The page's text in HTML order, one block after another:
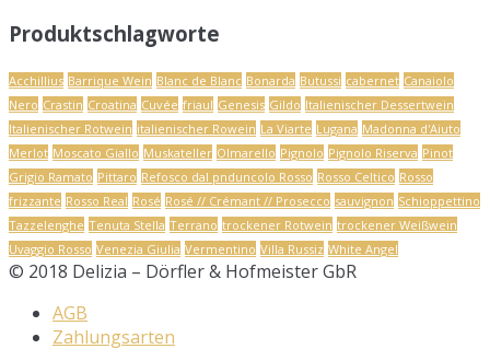
Produktschlagworte
Acchillius Barrique Wein Blanc de Blanc Bonarda Butussi cabernet Canaiolo
Nero Crastin Croatina Cuvée friaul Genesis Gildo Italienischer Dessertwein
Italienischer Rotwein italienischer Rowein La Viarte Lugana Madonna d'Aiuto
Merlot Moscato Giallo Muskateller Olmarello Pignolo Pignolo Riserva Pinot
Grigio Ramato Pittaro Refosco dal pnduncolo Rosso Rosso Celtico Rosso
frizzante Rosso Real Rosé Rosé // Crémant // Prosecco sauvignon Schioppettino
Tazzelenghe Tenuta Stella Terrano trockener Rotwein trockener Weißwein
Uvaggio Rosso Venezia Giulia Vermentino Villa Russiz White Angel
© 2018 Delizia – Dörfler & Hofmeister GbR
AGB
Zahlungsarten